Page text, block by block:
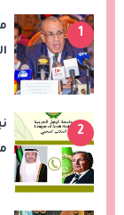
1
2